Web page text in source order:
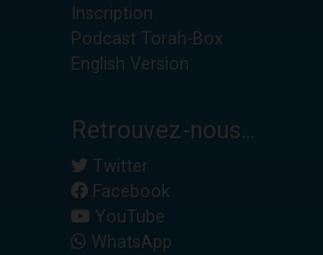
Inscription
Podcast Torah-Box
English Version
Retrouvez-nous...
Twitter
Facebook
YouTube
WhatsApp